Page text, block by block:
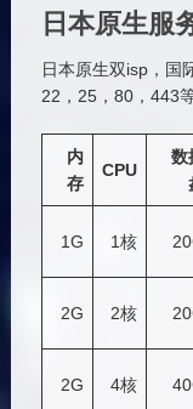
日本原生服
日本原生双isp，国
22，25，80，443
内
存
CPU
数
1G 1核
2G 2核
2G 4核